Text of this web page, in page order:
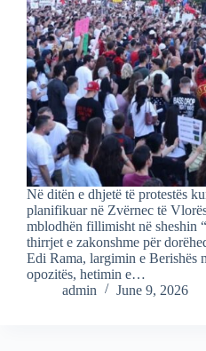
Në ditën e dhjetë të protestës
planifikuar në Zvërnec të
mblodhën fillimisht në sheshin
thirrjet e zakonshme për
Edi Rama, largimin e Berishës
opozitës, hetimin e…
admin
June 9, 2026